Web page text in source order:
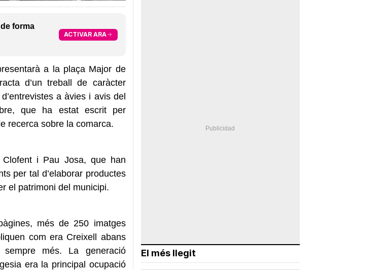
forma
ACTIVAR ARA
a la plaça Major de
d’un treball de caràcter
a àvies i avis del
que ha estat escrit per
recerca sobre la comarca.
i Pau Josa, que han
per tal d’elaborar productes
el patrimoni del municipi.
més de 250 imatges
com era Creixell abans
més. La generació
era la principal ocupació
El més llegit